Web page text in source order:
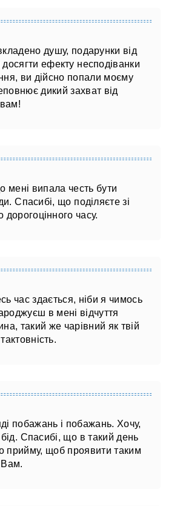
душу, подарунки від
ефекту несподіванки
ви дійсно попали моєму
дикий захват від
мені випала честь бути
Спасибі, що поділяєте зі
часу.
час здається, ніби я чимось
в мені відчуття
такий же чарівний як твій
побажань і побажань. Хочу,
Спасибі, що в такий день
прийму, щоб проявити таким
Вам.